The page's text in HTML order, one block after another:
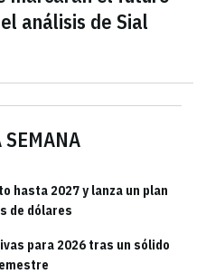
SEMANA
hasta 2027 y lanza un plan
de dólares
para 2026 tras un sólido
análisis de Sial